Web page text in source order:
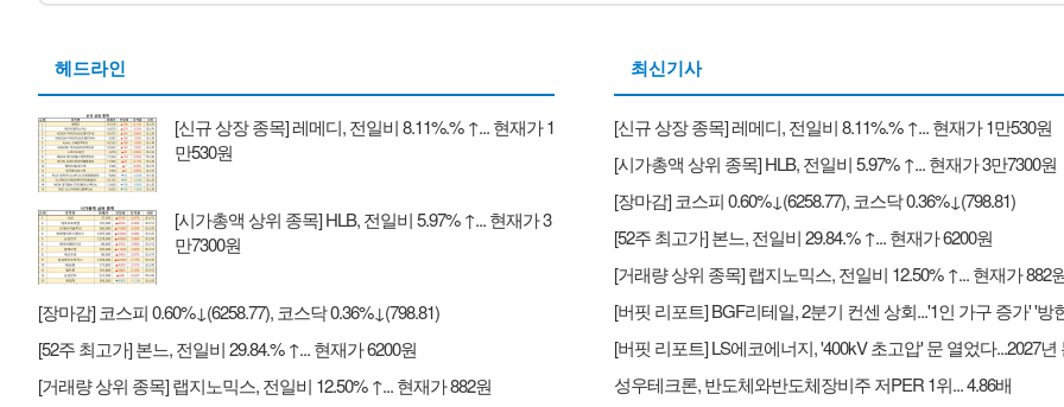
헤드라인
[신규 상장 종목] 레메디, 전일비 8.11%.% ↑... 현재가 1
만530원
[시가총액 상위 종목] HLB, 전일비 5.97% ↑... 현재가 3
만7300원
[장마감] 코스피 0.60%↓(6258.77), 코스닥 0.36%↓(798.81)
[52주 최고가] 본느, 전일비 29.84.% ↑... 현재가 6200원
[거래량 상위 종목] 랩지노믹스, 전일비 12.50% ↑... 현재가 882원
최신기사
[신규 상장 종목] 레메디, 전일비 8.11%.% ↑... 현재가 1만530원
[시가총액 상위 종목] HLB, 전일비 5.97% ↑... 현재가 3만7300원
[장마감] 코스피 0.60%↓(6258.77), 코스닥 0.36%↓(798.81)
[52주 최고가] 본느, 전일비 29.84.% ↑... 현재가 6200원
[거래량 상위 종목] 랩지노믹스, 전일비 12.50% ↑... 현재가 882
성우테크론, 반도체와반도체장비주 저PER 1위... 4.86배